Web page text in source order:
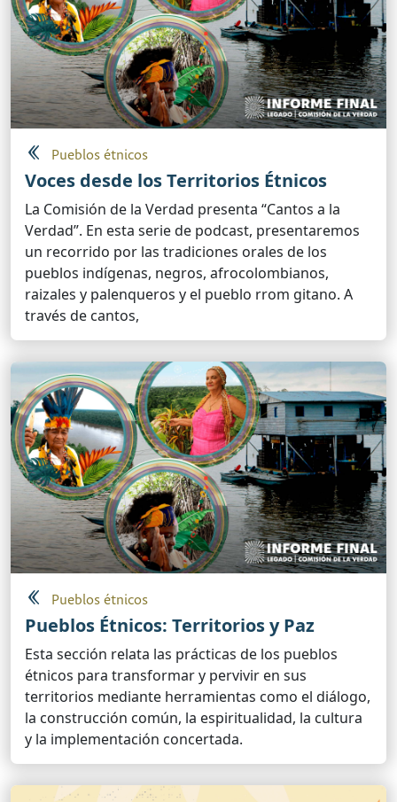
Pueblos étnicos
Voces desde los Territorios Étnicos
La Comisión de la Verdad presenta “Cantos a la
Verdad”. En esta serie de podcast, presentaremos
un recorrido por las tradiciones orales de los
pueblos indígenas, negros, afrocolombianos,
raizales y palenqueros y el pueblo rrom gitano. A
través de cantos,
Pueblos étnicos
Pueblos Étnicos: Territorios y Paz
Esta sección relata las prácticas de los pueblos
étnicos para transformar y pervivir en sus
territorios mediante herramientas como el diálogo,
la construcción común, la espiritualidad, la cultura
y la implementación concertada.